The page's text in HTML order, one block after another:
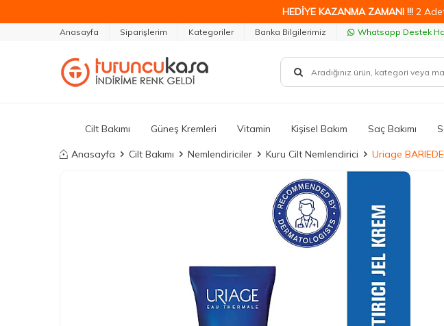
HEDİYE KAZANMA ZAMANI !!! 2
Anasayfa Siparişlerim Kategoriler Banka Bilgilerimiz Whatsapp Destek
Cilt Bakımı Güneş Kremleri Vitamin Kişisel Bakım Saç Bakımı
Anasayfa Cilt Bakımı Nemlendiriciler Kuru Cilt Nemlendirici Uriage